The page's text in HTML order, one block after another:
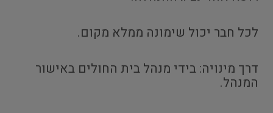
לכל חבר יכול שימונה ממלא מקום.
דרך מינויה: בידי מנהל בית החולים באישור
המנהל.